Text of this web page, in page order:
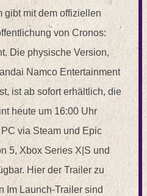
gibt mit dem offiziellen
von Cronos:
Die physische Version,
Namco Entertainment
ist ab sofort erhältlich, die
heute um 16:00 Uhr
via Steam und Epic
5, Xbox Series X|S und
Hier der Trailer zu
Im Launch-Trailer sind